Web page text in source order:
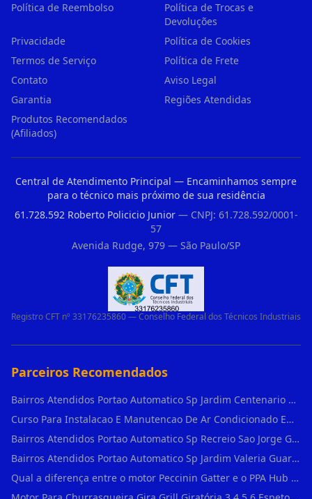
Política de Reembolso
Política de Trocas e
Devoluções
Privacidade
Política de Cookies
Termos de Serviço
Política de Frete
Contato
Aviso Legal
Garantia
Regiões Atendidas
Produtos Recomendados
(Afiliados)
Central de Atendimento Principal — Encaminhamos sempre
para o técnico mais próximo de sua residência
61.728.592 Roberto Policicio Junior— CNPJ: 61.728.592/0001-
57
Avenida Rudge, 979 — São Paulo/SP
Registro CFT nº 33176235860 — Conselho Federal dos Técnicos Industriais
Parceiros Recomendados
Bairros Atendidos Portao Automatico Sp Jardim Centenario Guarulhos Sp Motor Para Portao Automatico Eletronico
Curso Para Instalacao E Manutencao De Ar Condicionado Em Sao Paulo
Bairros Atendidos Portao Automatico Sp Recreio Sao Jorge Guarulhos Sp Motor Para Portao Automatico Eletronico
Bairros Atendidos Portao Automatico Sp Jardim Valeria Guarulhos Sp Motor Para Portao Automatico Eletronico
Qual a diferença entre o motor Peccinin Gatter e o PPA Hub em Vila Romana?